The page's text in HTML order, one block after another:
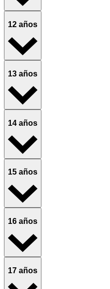
12 años
13 años
14 años
15 años
16 años
17 años